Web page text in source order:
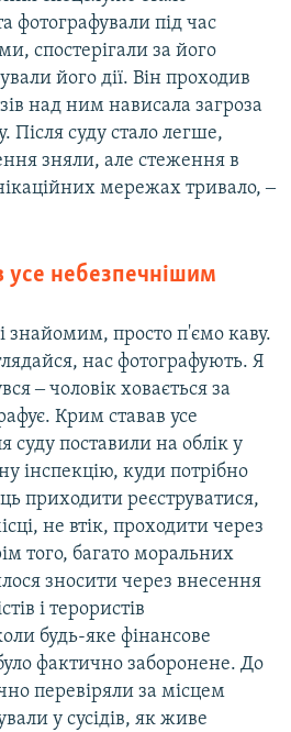
фотографували під час
спостерігали за його
його дії. Він проходив
над ним нависала загроза
суду стало легше,
зняли, але стеження в
мережах тривало, ‒
усе небезпечнішим
просто п'ємо каву.
нас фотографують. Я
‒ чоловік ховається за
Крим ставав усе
суду поставили на облік у
інспекцію, куди потрібно
приходити реєструватися,
не втік, проходити через
того, багато моральних
зносити через внесення
і терористів
будь-яке фінансове
фактично заборонене. До
перевіряли за місцем
у сусідів, як живе